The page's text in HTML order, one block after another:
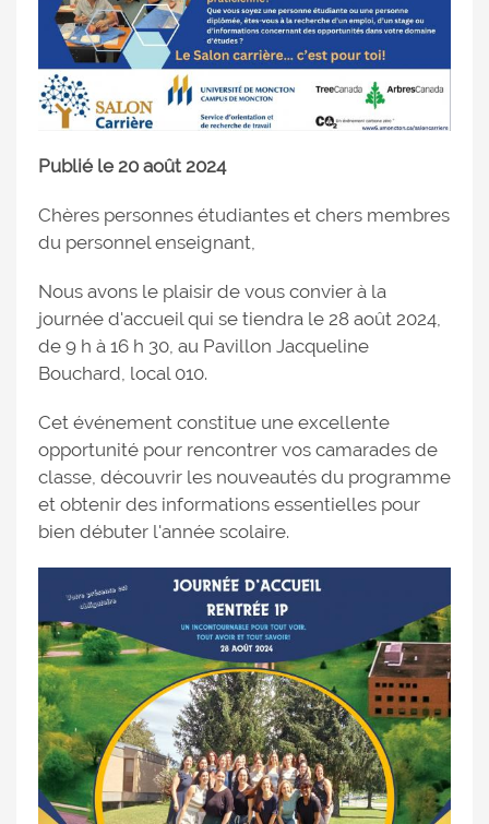
Publié le 20 août 2024
Chères personnes étudiantes et chers membres
du personnel enseignant,
Nous avons le plaisir de vous convier à la
journée d'accueil qui se tiendra le 28 août 2024,
de 9 h à 16 h 30, au Pavillon Jacqueline
Bouchard, local 010.
Cet événement constitue une excellente
opportunité pour rencontrer vos camarades de
classe, découvrir les nouveautés du programme
et obtenir des informations essentielles pour
bien débuter l'année scolaire.